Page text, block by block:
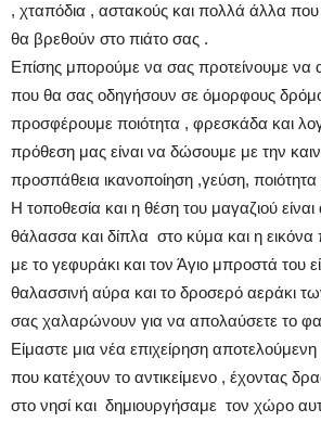
, χταπόδια , αστακούς και πολλά άλλα
θα βρεθούν στο πιάτο σας .
Επίσης μπορούμε να σας προτείνουμε να
που θα σας οδηγήσουν σε όμορφους
προσφέρουμε ποιότητα , φρεσκάδα και
πρόθεση μας είναι να δώσουμε με την
προσπάθεια ικανοποίηση ,γεύση, ποιότητα
Η τοποθεσία και η θέση του μαγαζιού
θάλασσα και δίπλα στο κύμα και η εικόνα
με το γεφυράκι και τον Άγιο μπροστά του
θαλασσινή αύρα και το δροσερό αεράκι
σας χαλαρώνουν για να απολαύσετε το
Είμαστε μια νέα επιχείρηση
που κατέχουν το αντικείμενο , έχοντας
στο νησί και δημιουργήσαμε τον χώρο